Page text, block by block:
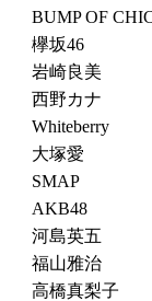
BUMP OF
欅坂46
岩崎良美
西野カナ
Whiteberry
大塚愛
SMAP
AKB48
河島英五
福山雅治
高橋真梨子